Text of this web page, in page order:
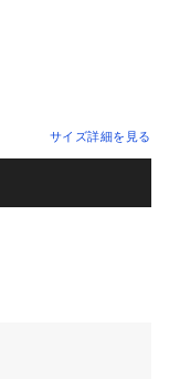
サイズ詳細を見る